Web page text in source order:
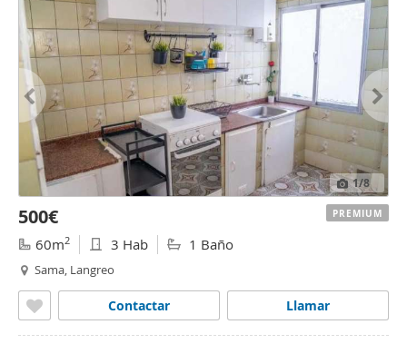
1/8
500€
60m2 3 Hab 1 Baño
Sama, Langreo
Llamar
Contactar
PREMIUM